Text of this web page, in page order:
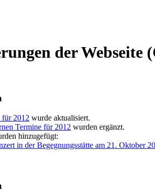
der Webseite
für 2012 wurde aktualisiert.
Termine für 2012 wurden ergänzt.
hinzugefügt:
in der Begegnungsstätte am 21. Oktober